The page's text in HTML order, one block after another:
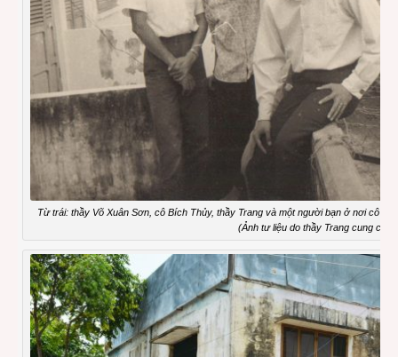
Từ trái: thầy Võ Xuân Sơn, cô Bích Thủy, thầy Trang và một người bạn ở nơi cô
(Ảnh tư liệu do thầy Trang cung cấp)